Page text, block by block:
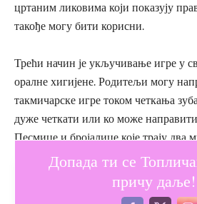
цртаним ликовима који показују
такође могу бити корисни.
Трећи начин је укључивање игре у
оралне хигијене. Родитељи могу
такмичарске игре током четкања
дуже четкати или ко може
Песмице и бројалице које трају два
деци да знају колико дуго треба да
родитељи могу користити
праћење напретка детета у
Допада ти се
причу